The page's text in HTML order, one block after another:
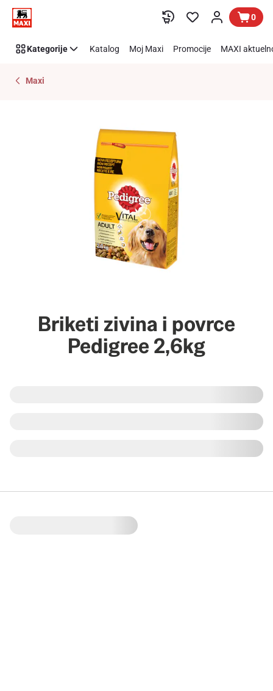
Preskoči link 0
Kategorije Katalog Moj Maxi Promocije MAXI
Maxi
Briketi zivina i povrce
Pedigree 2,6kg